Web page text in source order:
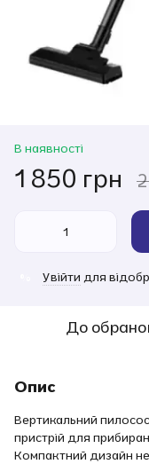
В наявності
1 850 грн
Увійти для
До
Опис
Вертикальний
пристрій для
Компактний дизайн